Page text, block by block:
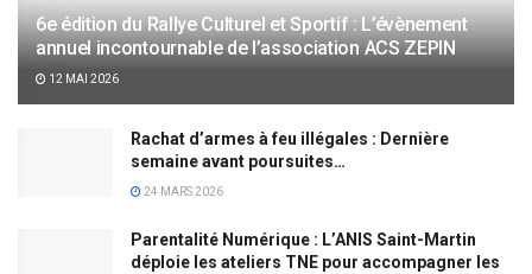
6e édition du Rallye Culturel et Sportif : L’évènement
annuel incontournable de l’association ACS ZEPIN
12 MAI 2026
Rachat d’armes à feu illégales : Dernière
semaine avant poursuites…
24 MARS 2026
Parentalité Numérique : L’ANIS Saint-Martin
déploie les ateliers TNE pour accompagner les